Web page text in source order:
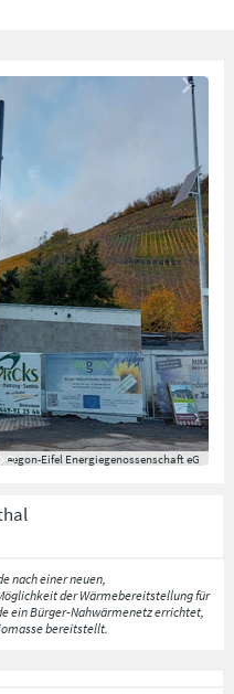
eegon-Eifel Energiegenossenschaft eG
nach einer neuen,
der Wärmebereitstellung für
ein Bürger-Nahwärmenetz errichtet,
bereitstellt.